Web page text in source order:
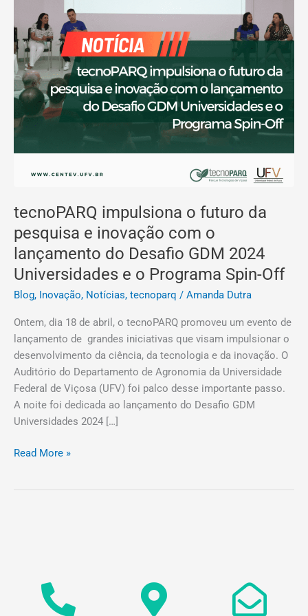
tecnoPARQ impulsiona o futuro da
pesquisa e inovação com o
lançamento do Desafio GDM 2024
Universidades e o Programa Spin-Off
Blog, Inovação, Notícias, tecnoparq / Amanda Dutra
Ontem, dia 18 de abril, o tecnoPARQ promoveu um evento de
lançamento de grandes iniciativas que visam impulsionar o
desenvolvimento da ciência, da tecnologia e da inovação. O
Auditório do Departamento de Agronomia da Universidade
Federal de Viçosa (UFV) foi palco desse importante passo.
A noite foi dedicada ao lançamento do Desafio GDM
Universidades 2024 […]
lançamento
do
Desafio
GDM
2024
Universidades
o
Read More »